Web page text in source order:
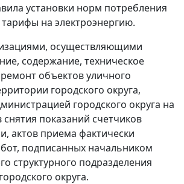
установки норм потребления
тарифы на электроэнергию.
осуществляющими
содержание, техническое
объектов уличного
городского округа,
городского округа на
снятия показаний счетчиков
актов приема фактически
подписанных начальником
структурного подразделения
округа.